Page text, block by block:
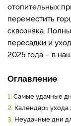
отопительных
переместить
сквозняка.
пересадки и
2025 года – в
Оглавление
1. Самые удачные
2. Календарь
3. Неудачные дни